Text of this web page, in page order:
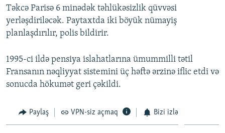
Təkcə Parisə 6 minədək təhlükəsizlik qüvvəsi
yerləşdiriləcək. Paytaxtda iki böyük nümayiş
planlaşdırılır, polis bildirir.
1995-ci ildə pensiya islahatlarına ümummilli tətil
Fransanın nəqliyyat sistemini üç həftə ərzinə iflic etdi və
sonucda hökumət geri çəkildi.
Paylaş VPN-siz açmaq Bizi izlə